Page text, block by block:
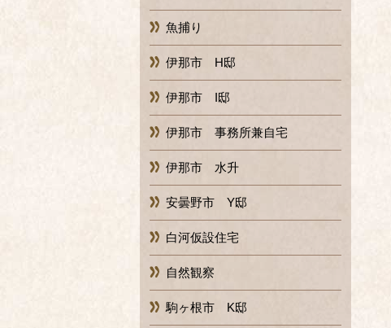
魚捕り
伊那市 H邸
伊那市 I邸
伊那市 事務所兼自宅
伊那市 水升
安曇野市 Y邸
白河仮設住宅
自然観察
駒ヶ根市 K邸